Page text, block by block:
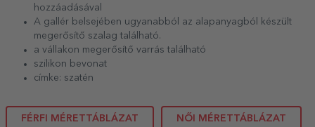
hozzáadásával
A gallér belsejében ugyanabból az alapanyagból készült
megerősítő szalag található.
a vállakon megerősítő varrás található
szilikon bevonat
címke: szatén
FÉRFI MÉRETTÁBLÁZAT NŐI MÉRETTÁBLÁZAT